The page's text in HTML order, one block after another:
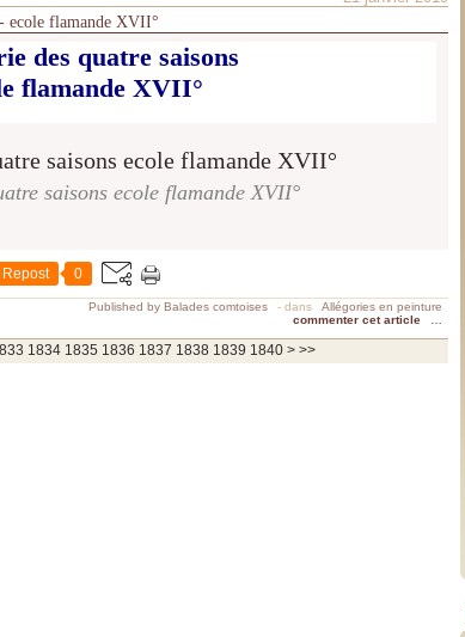
ecole flamande XVII°
des quatre saisons
flamande XVII°
saisons ecole flamande XVII°
Repost 0
Published by Balades comtoises - dans
Allégories en peinture
commenter cet article
1834 1835 1836 1837 1838 1839 1840 1850
1860
1870
1880
1890
1900
2000
2100
2200
2300
2400
2500
2600
2700
2800
2900
3000
3100
3200
3300
3400
3500
3600
3700
> >>